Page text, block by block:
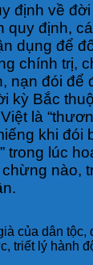
định về
quy định,
dụng để
chính trị,
nạn đói để
kỳ Bắc
là
khi đói
trong lúc
nào,
của dân
triết lý hành